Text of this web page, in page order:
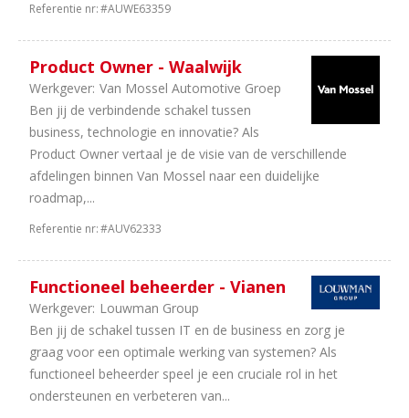
Referentie nr:#AUWE63359
Product Owner - Waalwijk
Werkgever: Van Mossel Automotive Groep
Ben jij de verbindende schakel tussen
business, technologie en innovatie? Als
Product Owner vertaal je de visie van de verschillende
afdelingen binnen Van Mossel naar een duidelijke
roadmap,...
Referentie nr:#AUV62333
Functioneel beheerder - Vianen
Werkgever: Louwman Group
Ben jij de schakel tussen IT en de business en zorg je
graag voor een optimale werking van systemen? Als
functioneel beheerder speel je een cruciale rol in het
ondersteunen en verbeteren van...